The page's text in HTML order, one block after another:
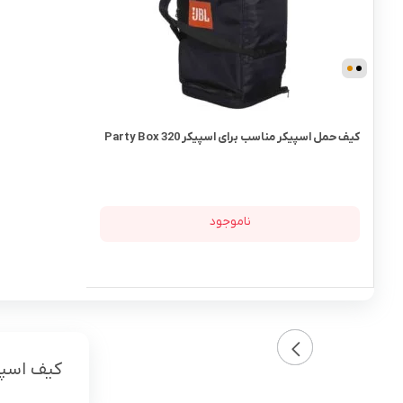
کیف حمل اسپیکر مناسب برای اسپیکر Party Box 320
ناموجود
کیف